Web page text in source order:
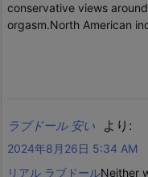
conservative views
orgasm.North American
ラブドール 安い より:
2024年8月26日 5:34 AM
リアル ラブドールNeither